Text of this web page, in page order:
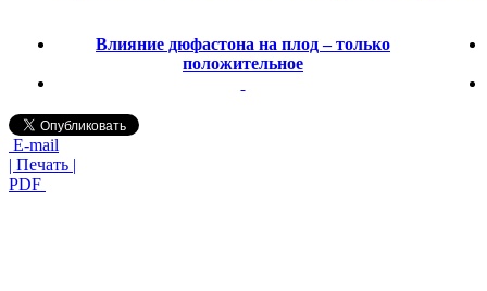
Влияние дюфастона на плод – только
положительное
E-mail
| Печать |
PDF